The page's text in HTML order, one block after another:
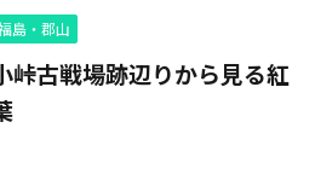
島・郡山
峠古戦場跡辺りから見る紅